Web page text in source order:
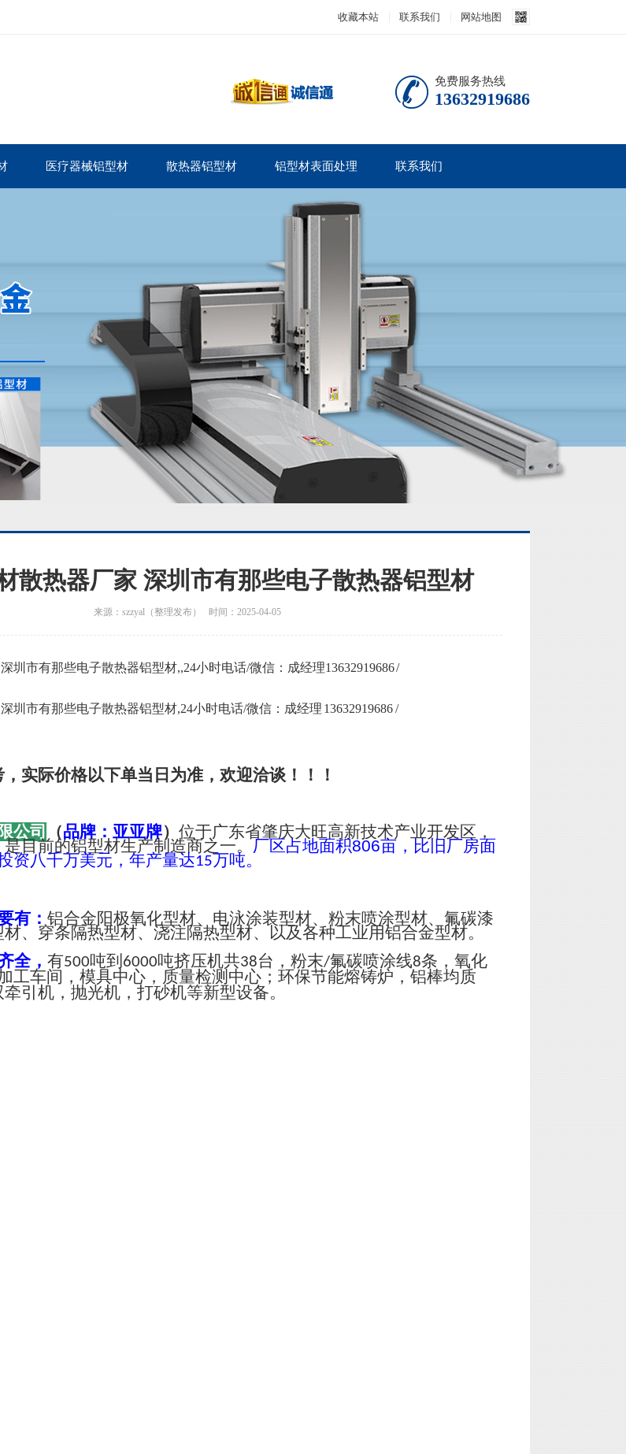
收藏本站 联系我们 网站地图
免费服务热线
13632919686
医疗器械铝型材 散热器铝型材 铝型材表面处理 联系我们
散热器厂家 深圳市有那些电子散热器铝型材
来源：szzyal（整理发布） 时间：2025-04-05
圳市有那些电子散热器铝型材,,24小时电话/微信：成经理13632919686 /
圳市有那些电子散热器铝型材,24小时电话/微信：成经理 13632919686 /
实际价格以下单当日为准，欢迎洽谈！！！
公司 （品牌：亚亚牌） 位于广东省肇庆大旺高新技术产业开发区，
目前的铝型材生产制造商之一。厂区占地面积806亩，比旧厂房面
资八千万美元，年产量达15万吨。
有： 铝合金阳极氧化型材、电泳涂装型材、粉末喷涂型材、氟碳漆
、穿条隔热型材、浇注隔热型材、以及各种工业用铝合金型材。
全， 有500吨到 6000吨挤压机共38台，粉末/氟碳喷涂线8条，氧化
工车间，模具中心，质量检测中心；环保节能熔铸炉，铝棒均质
引机，抛光机，打砂机等新型设备。